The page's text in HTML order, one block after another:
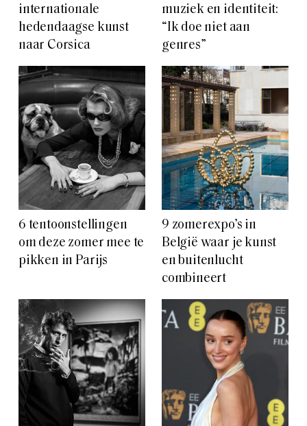
internationale
hedendaagse kunst
naar Corsica
muziek en identiteit:
“Ik doe niet aan
genres”
6 tentoonstellingen
om deze zomer mee te
pikken in Parijs
9 zomerexpo’s in
België waar je kunst
en buitenlucht
combineert